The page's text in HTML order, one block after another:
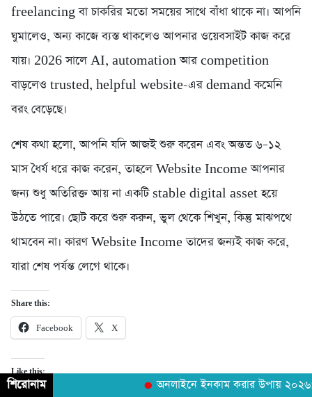
freelancing বা চাকরির মতো সময়ের সাথে বাঁধা থাকে না। আপনি
ঘুমালেও, অন্য কাজে ব্যস্ত থাকলেও আপনার ওয়েবসাইট কাজ করে
যায়। 2026 সালে AI, automation আর competition
বাড়লেও trusted, helpful website-এর demand কমেনি
বরং বেড়েছে।
শেষ কথা হলো, আপনি যদি আজই শুরু করেন এবং অন্তত ৬–১২
মাস ধৈর্য ধরে কাজ করেন, তাহলে Website Income আপনার
জন্য শুধু অতিরিক্ত আয় না একটি stable digital asset হয়ে
উঠতে পারে। ছোট করে শুরু করুন, ভুল থেকে শিখুন, কিন্তু মাঝপথে
থামবেন না। কারণ Website Income তাদের জন্যই কাজ করে,
যারা শেষ পর্যন্ত লেগে থাকে।
Share this:
Facebook X
Like this:
Loading…
শিরোনাম অনলাইনে ইনকাম করার উপায় ২০২৬: AI